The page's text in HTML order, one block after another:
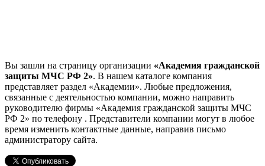
Вы зашли на страницу организации «Академия гражданской
защиты МЧС РФ 2». В нашем каталоге компания
представляет раздел «Академии». Любые предложения,
связанные с деятельностью компании, можно направить
руководителю фирмы «Академия гражданской защиты МЧС
РФ 2» по телефону . Представители компании могут в любое
время изменить контактные данные, направив письмо
администратору сайта.